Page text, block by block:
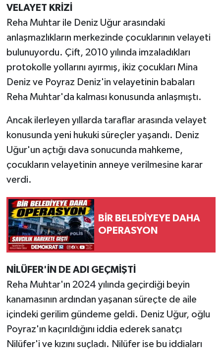
VELAYET KRİZİ
Reha Muhtar ile Deniz Uğur arasındaki
anlaşmazlıkların merkezinde çocuklarının velayeti
bulunuyordu. Çift, 2010 yılında imzaladıkları
protokolle yollarını ayırmış, ikiz çocukları Mina
Deniz ve Poyraz Deniz'in velayetinin babaları
Reha Muhtar'da kalması konusunda anlaşmıştı.
Ancak ilerleyen yıllarda taraflar arasında velayet
konusunda yeni hukuki süreçler yaşandı. Deniz
Uğur'un açtığı dava sonucunda mahkeme,
çocukların velayetinin anneye verilmesine karar
verdi.
BİR BELEDİYEYE DAHA
OPERASYON
NİLÜFER'İN DE ADI GEÇMİŞTİ
Reha Muhtar'ın 2024 yılında geçirdiği beyin
kanamasının ardından yaşanan süreçte de aile
içindeki gerilim gündeme geldi. Deniz Uğur, oğlu
Poyraz'ın kaçırıldığını iddia ederek sanatçı
Nilüfer'i ve kızını suçladı. Nilüfer ise bu iddiaları